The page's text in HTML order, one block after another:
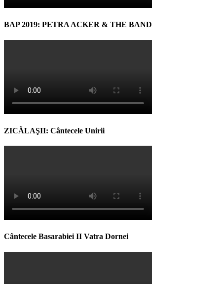
BAP 2019: PETRA ACKER & THE BAND
ZICĂLAŞII: Cântecele Unirii
Cântecele Basarabiei II Vatra Dornei